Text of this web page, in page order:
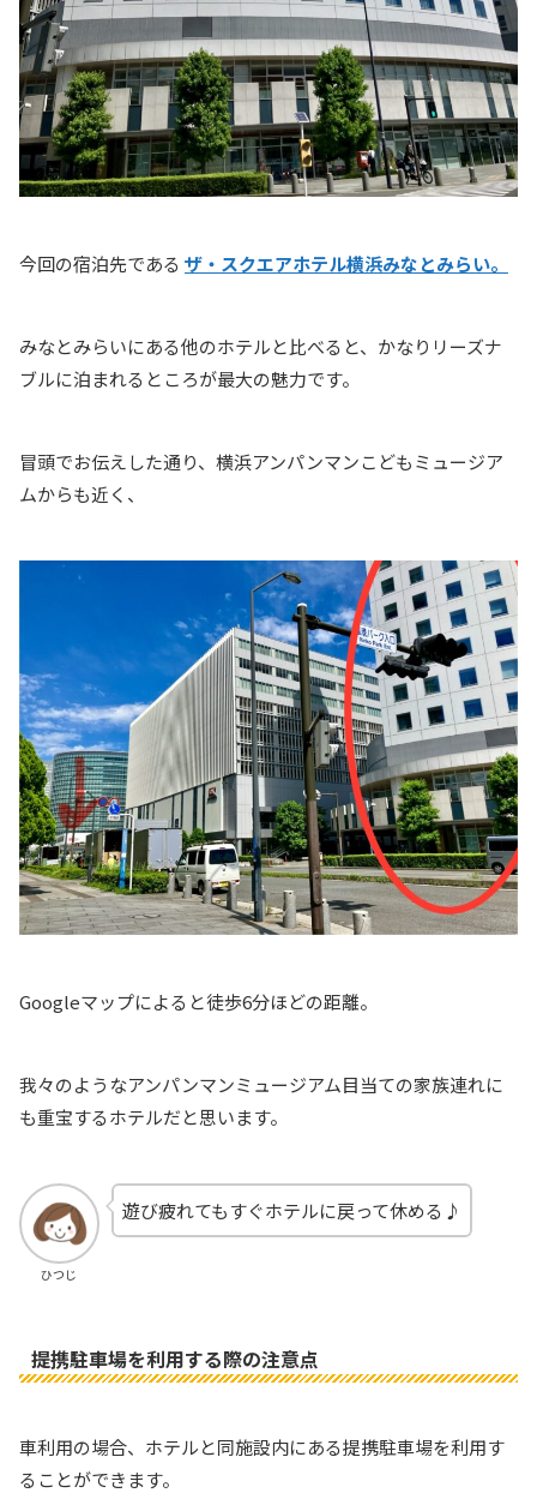
今回の宿泊先である ザ・スクエアホテル横浜みなとみらい。
みなとみらいにある他のホテルと比べると、かなりリーズナ
ブルに泊まれるところが最大の魅力です。
冒頭でお伝えした通り、横浜アンパンマンこどもミュージア
ムからも近く、
Googleマップによると徒歩6分ほどの距離。
我々のようなアンパンマンミュージアム目当ての家族連れに
も重宝するホテルだと思います。
ひつじ
遊び疲れてもすぐホテルに戻って休める♪
提携駐車場を利用する際の注意点
車利用の場合、ホテルと同施設内にある提携駐車場を利用す
ることができます。